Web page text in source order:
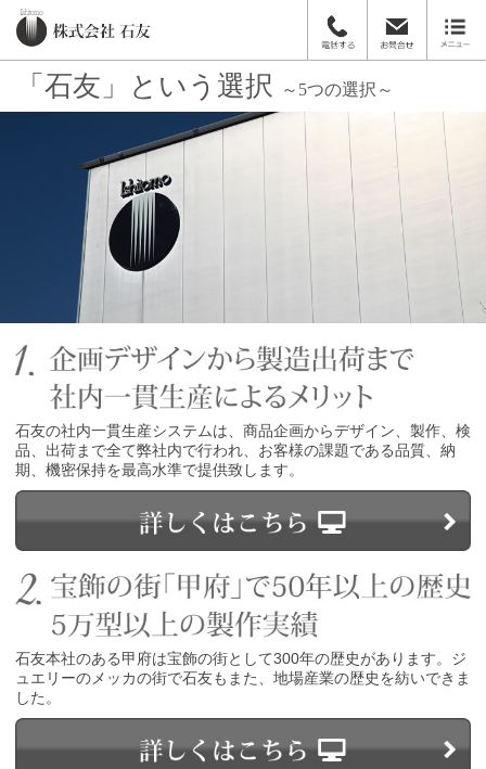
「石友」という選択 ～5つの選択～
石友の社内一貫生産システムは、商品企画からデザイン、製作、検
品、出荷まで全て弊社内で行われ、お客様の課題である品質、納
期、機密保持を最高水準で提供致します。
石友本社のある甲府は宝飾の街として300年の歴史があります。ジ
ュエリーのメッカの街で石友もまた、地場産業の歴史を紡いできま
した。